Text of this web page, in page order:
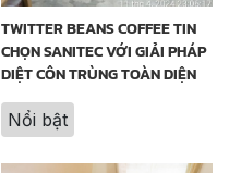
TWITTER BEANS COFFEE TIN
CHỌN SANITEC VỚI GIẢI PHÁP
DIỆT CÔN TRÙNG TOÀN DIỆN
Nổi bật